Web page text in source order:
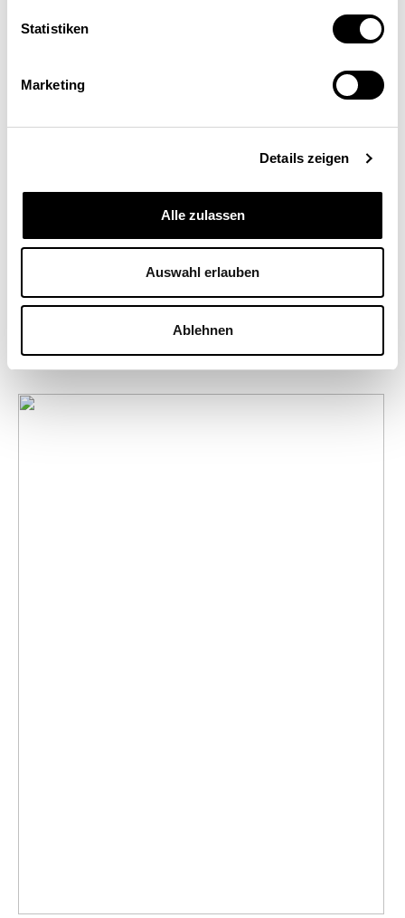
Statistiken
Marketing
Details zeigen
Alle zulassen
Auswahl erlauben
Ablehnen